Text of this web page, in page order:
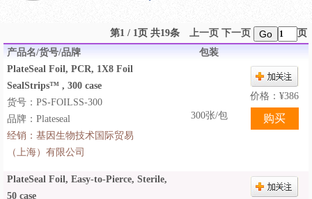
第1 / 1页 共19条 上一页 下一页 Go
页
产品名/货号/品牌
包装
PlateSeal Foil, PCR, 1X8 Foil
SealStrips™ , 300 case
300张/包
价格： ¥386
货号：PS-FOILSS-300
品牌：Plateseal
经销： 基因生物技术国际贸易
（上海）有限公司
PlateSeal Foil, Easy-to-Pierce, Sterile,
50 case